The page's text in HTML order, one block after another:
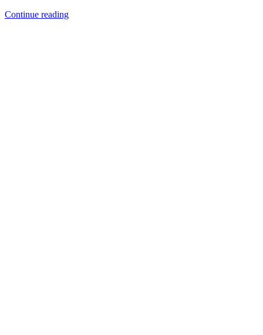
Continue reading